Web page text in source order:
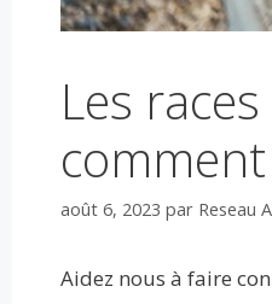
Les
comment
août 6, 2023 par Reseau
Aidez nous à faire